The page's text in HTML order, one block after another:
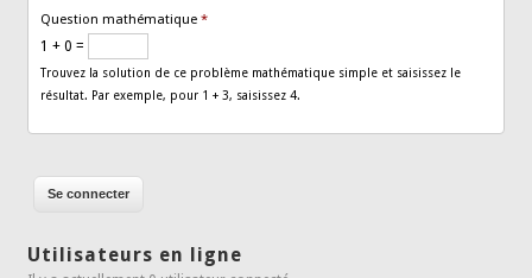
Question mathématique*
1 + 0 =
Trouvez la solution de ce problème mathématique simple et saisissez le
résultat. Par exemple, pour 1 + 3, saisissez 4.
Utilisateurs en ligne